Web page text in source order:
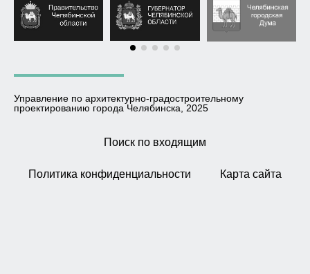
Управление по архитектурно-градостроительному
проектированию города Челябинска, 2025
Поиск по входящим
Политика конфиденциальности Карта сайта